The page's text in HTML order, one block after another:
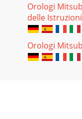
Orologi
delle Istruzioni
Orologi